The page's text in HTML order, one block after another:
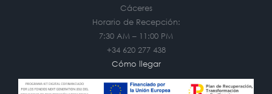
Cáceres
Horario de Recepción:
7:30 AM – 11:00 PM
+34 620 277 438
Cómo llegar